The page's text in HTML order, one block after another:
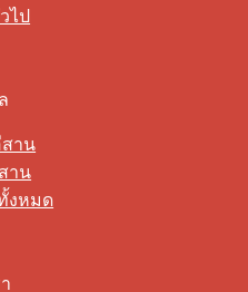
ไป
าน
าน
งหมด